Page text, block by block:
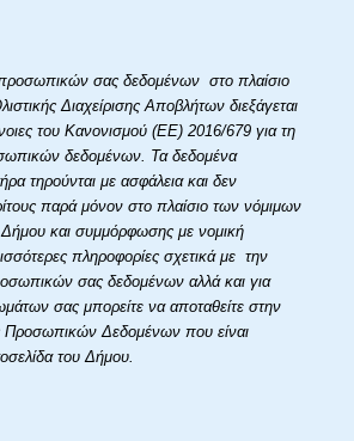
σας δεδομένων στο πλαίσιο
Διαχείρισης Αποβλήτων διεξάγεται
του Κανονισμού (ΕΕ) 2016/679 για τη
δεδομένων. Τα δεδομένα
τηρούνται με ασφάλεια και δεν
παρά μόνον στο πλαίσιο των νόμιμων
Δήμου και συμμόρφωσης με νομική
πληροφορίες σχετικά με την
σας δεδομένων αλλά και για
σας μπορείτε να αποταθείτε στην
Προσωπικών Δεδομένων που είναι
του Δήμου.